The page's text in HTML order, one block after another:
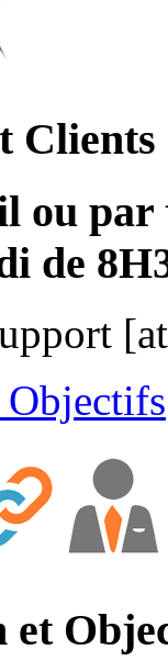
Clients
ou par
de
et